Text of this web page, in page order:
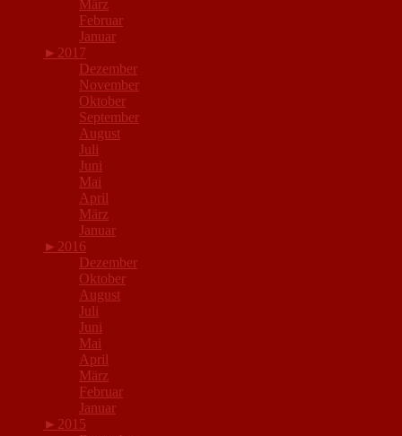
März
Februar
Januar
► 2017
Dezember
November
Oktober
September
August
Juli
Juni
Mai
April
März
Januar
► 2016
Dezember
Oktober
August
Juli
Juni
Mai
April
März
Februar
Januar
► 2015